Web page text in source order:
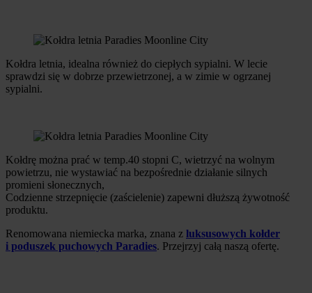
Kołdra letnia, idealna również do ciepłych sypialni. W lecie
sprawdzi się w dobrze przewietrzonej, a w zimie w ogrzanej
sypialni.
Kołdrę można prać w temp.40 stopni C, wietrzyć na wolnym
powietrzu, nie wystawiać na bezpośrednie działanie silnych
promieni słonecznych,
Codzienne strzepnięcie (zaścielenie) zapewni dłuższą żywotność
produktu.
Renomowana niemiecka marka, znana z luksusowych kołder
i poduszek puchowych Paradies. Przejrzyj całą naszą ofertę.